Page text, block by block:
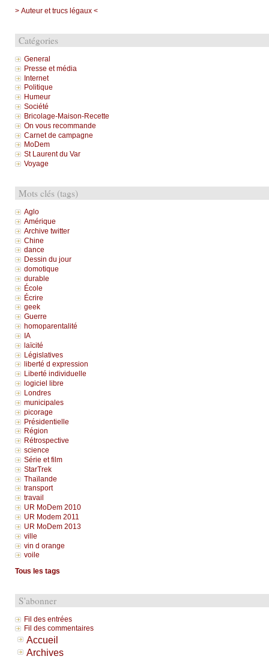
> Auteur et trucs légaux <
Catégories
General
Presse et média
Internet
Politique
Humeur
Société
Bricolage-Maison-Recette
On vous recommande
Carnet de campagne
MoDem
St Laurent du Var
Voyage
Mots clés (tags)
Aglo
Amérique
Archive twitter
Chine
dance
Dessin du jour
domotique
durable
École
Écrire
geek
Guerre
homoparentalité
IA
laïcité
Législatives
liberté d expression
Liberté individuelle
logiciel libre
Londres
municipales
picorage
Présidentielle
Région
Rétrospective
science
Série et film
StarTrek
Thaïlande
transport
travail
UR MoDem 2010
UR Modem 2011
UR MoDem 2013
ville
vin d orange
voile
Tous les tags
S'abonner
Fil des entrées
Fil des commentaires
Accueil
Archives